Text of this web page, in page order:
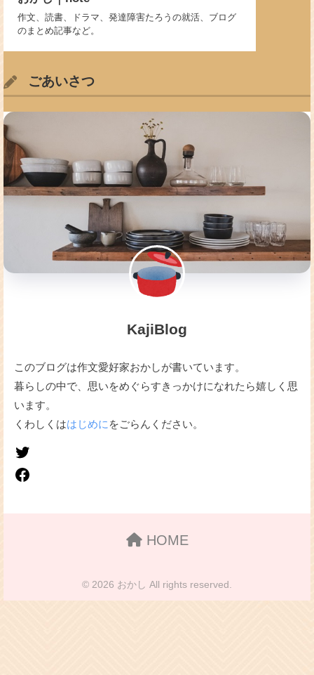
作文、読書、ドラマ、発達障害たろうの就活、ブログ
のまとめ記事など。
ごあいさつ
KajiBlog
このブログは作文愛好家おかしが書いています。
暮らしの中で、思いをめぐらすきっかけになれたら嬉しく思
います。
くわしくははじめに をごらんください。
HOME
© 2026 おかし All rights reserved.